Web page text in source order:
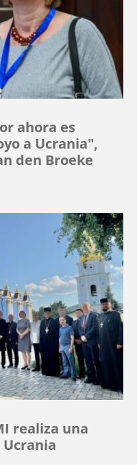
ahora es
a Ucrania",
den Broeke
realiza una